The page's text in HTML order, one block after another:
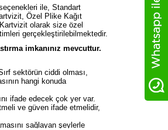
ile, Standart
Özel Plike Kağıt
olarak size özel
gerçekleştirilebilmektedir.
imkanınız mevcuttur.
sektörün ciddi olması,
hangi konuda
ifade edecek çok yer var.
ve güven ifade etmelidir,
sağlayan şeylerle